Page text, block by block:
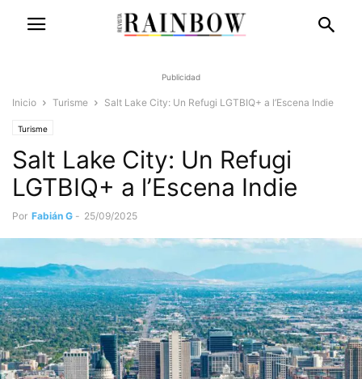
Publicidad
Inicio Turisme Salt Lake City: Un Refugi LGTBIQ+ a l’Escena Indie
Turisme
Salt Lake City: Un Refugi
LGTBIQ+ a l’Escena Indie
Por Fabián G - 25/09/2025